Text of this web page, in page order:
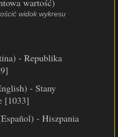
wartość)
widok wykresu
- Republika
- Stany
[1033]
- Hiszpania